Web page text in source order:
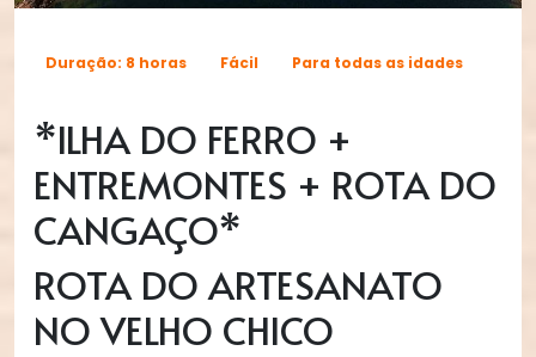
Duração: 8 horas Fácil Para todas as idades
*ILHA DO FERRO +
ENTREMONTES + ROTA DO
CANGAÇO*
ROTA DO ARTESANATO
NO VELHO CHICO